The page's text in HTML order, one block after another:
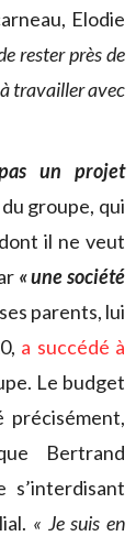
Elodie
rester près de
travailler avec
un projet
groupe, qui
il ne veut
« une société
parents, lui
a succédé à
Le budget
Bertrand
« Je suis en